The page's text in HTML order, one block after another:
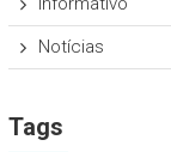
Notícias
Tags